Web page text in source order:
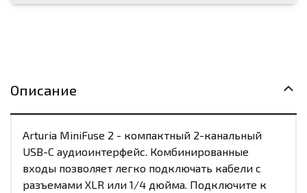
Описание
Arturia MiniFuse 2 - компактный 2-канальный
USB-C аудиоинтерфейс. Комбинированные
входы позволяет легко подключать кабели с
разъемами XLR или 1/4 дюйма. Подключите к